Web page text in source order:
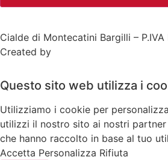
Cialde di Montecatini Bargilli –
Created by
Questo sito web utilizza i
Utilizziamo i cookie per
utilizzi il nostro sito ai nostri
che hanno raccolto in base al tuo
Accetta Personalizza Rifiuta